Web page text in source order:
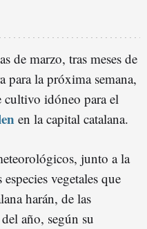
de marzo, tras meses de
para la próxima semana,
cultivo idóneo para el
en la capital catalana.
junto a la
vegetales que
harán, de las
año, según su